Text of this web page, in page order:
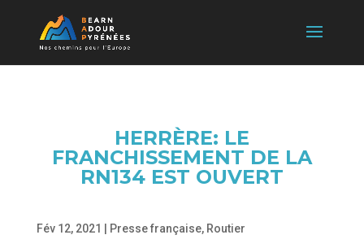
HERRÈRE: LE
FRANCHISSEMENT DE LA
RN134 EST OUVERT
Fév 12, 2021 Presse française, Routier